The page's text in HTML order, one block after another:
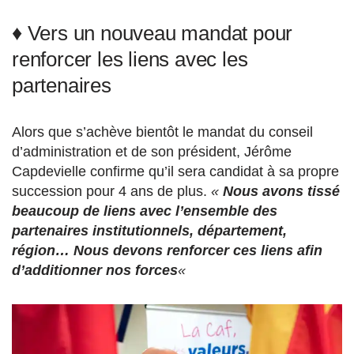
♦ Vers un nouveau mandat pour
renforcer les liens avec les
partenaires
Alors que s’achève bientôt le mandat du conseil
d’administration et de son président, Jérôme
Capdevielle confirme qu’il sera candidat à sa propre
succession pour 4 ans de plus. « Nous avons tissé
beaucoup de liens avec l’ensemble des
partenaires institutionnels, département,
région… Nous devons renforcer ces liens afin
d’additionner nos forces«